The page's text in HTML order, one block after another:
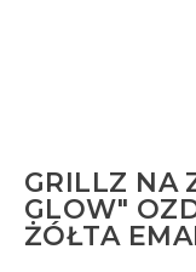
GRILLZ NA
GLOW"
ŻÓŁTA